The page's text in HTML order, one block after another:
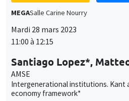
MEGASalle Carine Nourry
Mardi 28 mars 2023
11:00 à 12:15
Santiago Lopez*,
AMSE
Intergenerational institutions. Kant
economy framework*